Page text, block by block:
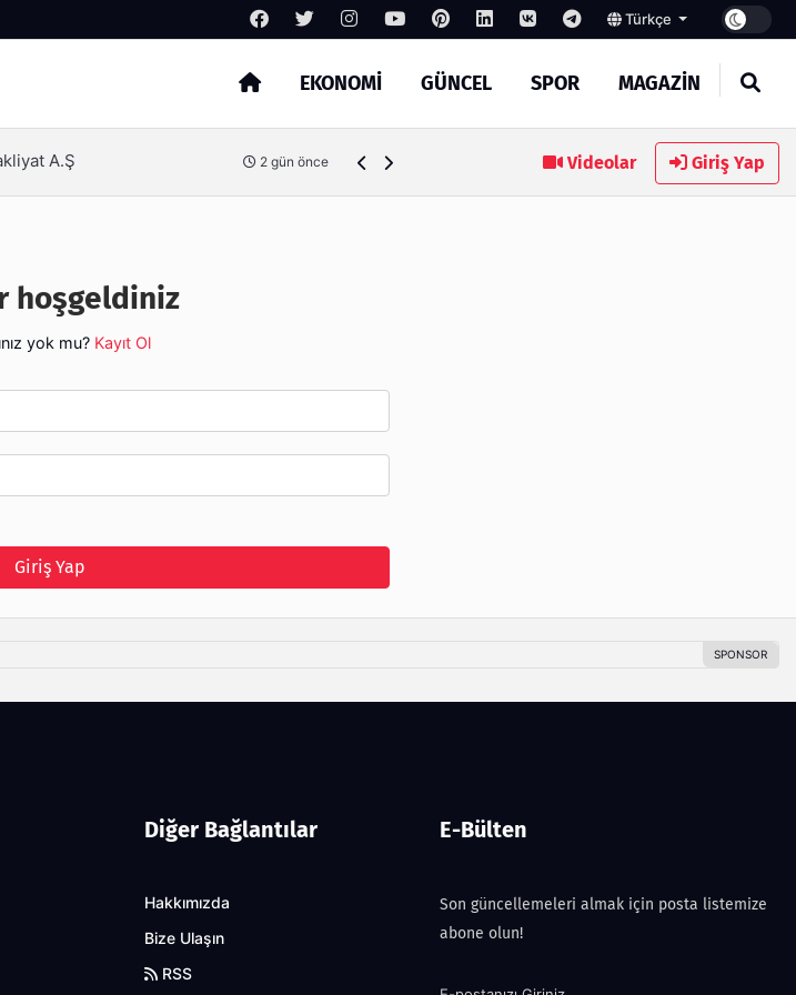
Türkçe
EKONOMİ GÜNCEL SPOR MAGAZİN
A.Ş 2 gün önce SEO Hizmeti Alırken Kandırılmamak İçin Bilinmesi
Videolar Giriş Yap
hoşgeldiniz
yok mu? Kayıt Ol
Giriş Yap
Diğer Bağlantılar
Hakkımızda
Bize Ulaşın
RSS
E-Bülten
Son güncellemeleri almak için posta listemize
abone olun!